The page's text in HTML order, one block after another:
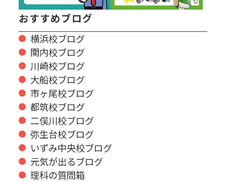
おすすめブログ
横浜校ブログ
関内校ブログ
川崎校ブログ
大船校ブログ
市ヶ尾校ブログ
都筑校ブログ
二俣川校ブログ
弥生台校ブログ
いずみ中央校ブログ
元気が出るブログ
理科の質問箱